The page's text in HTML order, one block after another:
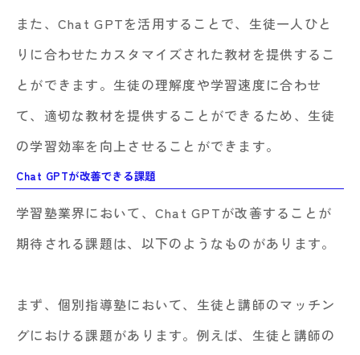
また、Chat GPTを活用することで、生徒一人ひと
りに合わせたカスタマイズされた教材を提供するこ
とができます。生徒の理解度や学習速度に合わせ
て、適切な教材を提供することができるため、生徒
の学習効率を向上させることができます。
Chat GPTが改善できる課題
学習塾業界において、Chat GPTが改善することが
期待される課題は、以下のようなものがあります。
まず、個別指導塾において、生徒と講師のマッチン
グにおける課題があります。例えば、生徒と講師の